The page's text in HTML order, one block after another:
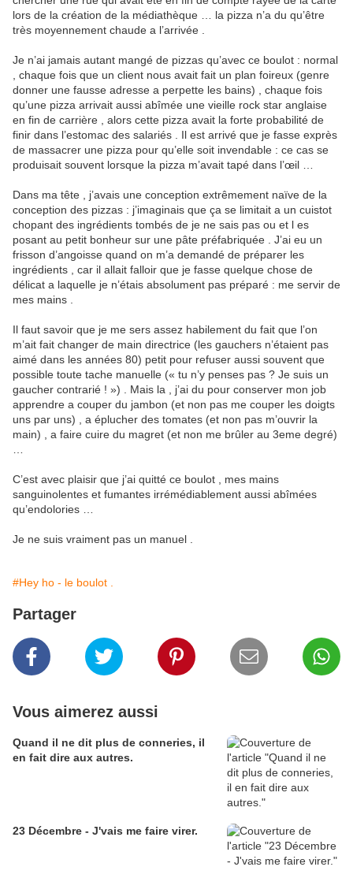
lors de la création de la médiathèque … la pizza n’a du qu’être
très moyennement chaude a l’arrivée .
Je n’ai jamais autant mangé de pizzas qu’avec ce boulot : normal
, chaque fois que un client nous avait fait un plan foireux (genre
donner une fausse adresse a perpette les bains) , chaque fois
qu’une pizza arrivait aussi abîmée une vieille rock star anglaise
en fin de carrière , alors cette pizza avait la forte probabilité de
finir dans l’estomac des salariés . Il est arrivé que je fasse exprès
de massacrer une pizza pour qu’elle soit invendable : ce cas se
produisait souvent lorsque la pizza m’avait tapé dans l’œil …
Dans ma tête , j’avais une conception extrêmement naïve de la
conception des pizzas : j’imaginais que ça se limitait a un cuistot
chopant des ingrédients tombés de je ne sais pas ou et l es
posant au petit bonheur sur une pâte préfabriquée . J’ai eu un
frisson d’angoisse quand on m’a demandé de préparer les
ingrédients , car il allait falloir que je fasse quelque chose de
délicat a laquelle je n’étais absolument pas préparé : me servir de
mes mains .
Il faut savoir que je me sers assez habilement du fait que l’on
m’ait fait changer de main directrice (les gauchers n’étaient pas
aimé dans les années 80) petit pour refuser aussi souvent que
possible toute tache manuelle (« tu n’y penses pas ? Je suis un
gaucher contrarié ! ») . Mais la , j’ai du pour conserver mon job
apprendre a couper du jambon (et non pas me couper les doigts
uns par uns) , a éplucher des tomates (et non pas m’ouvrir la
main) , a faire cuire du magret (et non me brûler au 3eme degré)
C’est avec plaisir que j’ai quitté ce boulot , mes mains
sanguinolentes et fumantes irrémédiablement aussi abîmées
qu’endolories …
Je ne suis vraiment pas un manuel .
#Hey ho - le boulot .
Partager
Vous aimerez aussi
Quand il ne dit plus de conneries, il
en fait dire aux autres.
23 Décembre - J'vais me faire virer.